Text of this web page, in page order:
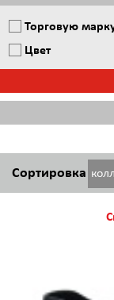
Торговую
Цвет
Сортировка